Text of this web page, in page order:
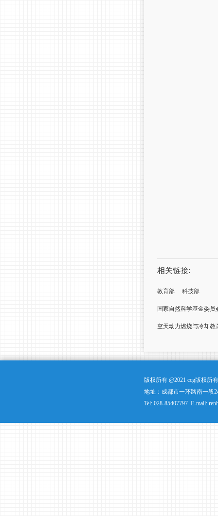
相关链接:
教育部 科技部
国家自然科学基金委员
空天动力燃烧与冷却教
版权所有 @2021 ccg版权所
地址：成都市一环路南一段
Tel: 028-85407797 E-mail: